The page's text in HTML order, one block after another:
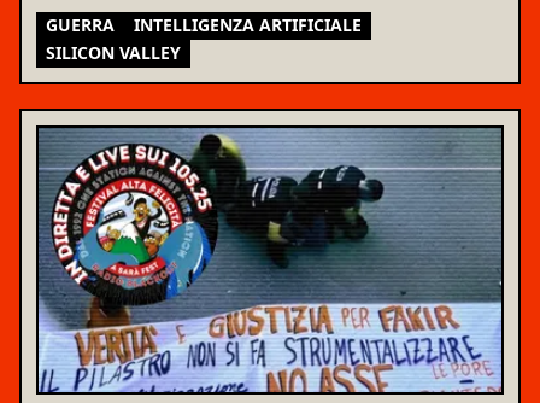
GUERRA
INTELLIGENZA ARTIFICIALE
SILICON VALLEY